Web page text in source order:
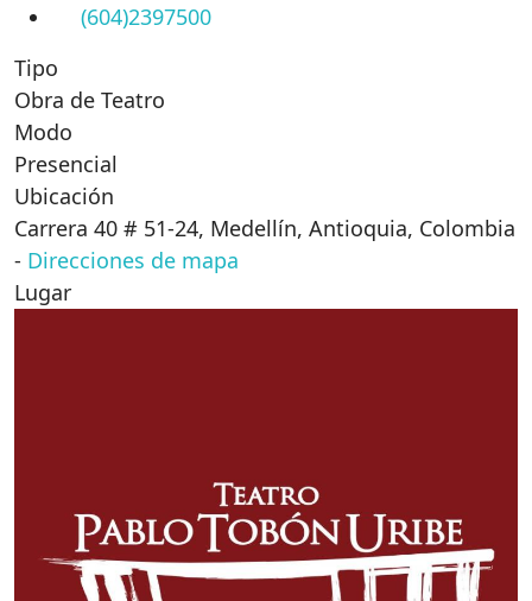
(604)2397500
Tipo
Obra de Teatro
Modo
Presencial
Ubicación
Carrera 40 # 51-24, Medellín, Antioquia, Colombia
- Direcciones de mapa
Lugar